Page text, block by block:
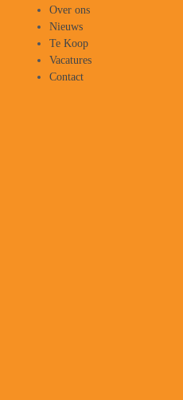
Over ons
Nieuws
Te Koop
Vacatures
Contact